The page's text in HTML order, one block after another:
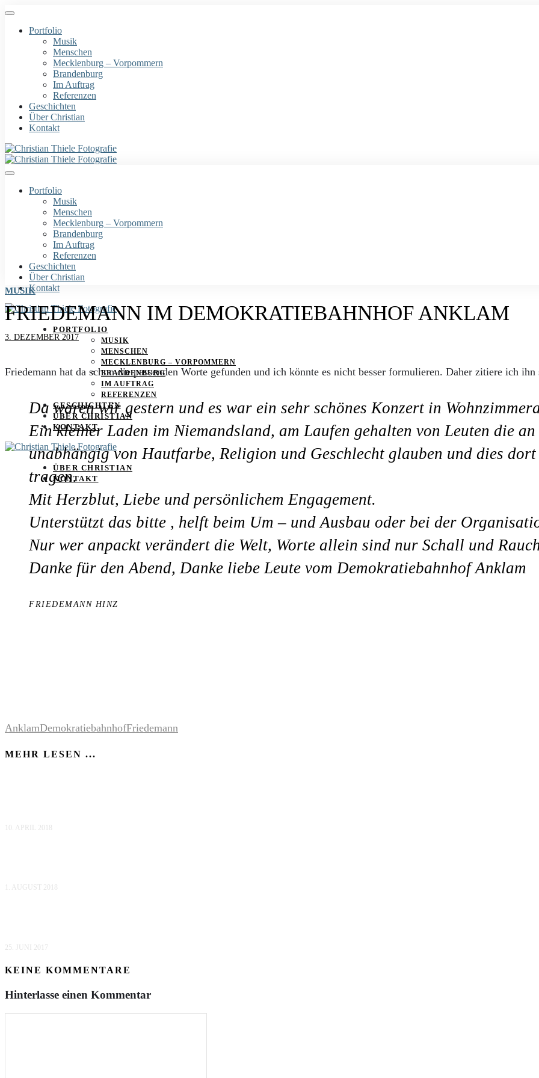
Portfolio
Musik
Menschen
Mecklenburg – Vorpommern
Brandenburg
Im Auftrag
Referenzen
Geschichten
Über Christian
Kontakt
Portfolio
Musik
Menschen
Mecklenburg – Vorpommern
Brandenburg
Im Auftrag
Referenzen
Geschichten
Über Christian
Kontakt
PORTFOLIO
MUSIK
MENSCHEN
MECKLENBURG – VORPOMMERN
BRANDENBURG
IM AUFTRAG
REFERENZEN
GESCHICHTEN
ÜBER CHRISTIAN
KONTAKT
ÜBER CHRISTIAN
KONTAKT
MUSIK
FRIEDEMANN IM DEMOKRATIEBAHNHOF ANKLAM
3. DEZEMBER 2017
Friedemann hat da schon die passenden Worte gefunden und ich könnte es nicht besser formulieren. Daher zitiere ich ihn
Da waren wir gestern und es war ein sehr schönes Konzert in
Ein kleiner Laden im Niemandsland, am Laufen gehalten von Leuten die
unabhängig von Hautfarbe, Religion und Geschlecht glauben und dies
tragen.
Mit Herzblut, Liebe und persönlichem Engagement.
Unterstützt das bitte , helft beim Um – und Ausbau oder bei der
Nur wer anpackt verändert die Welt, Worte allein sind nur Schall und
Danke für den Abend, Danke liebe Leute vom Demokratiebahnhof Anklam
FRIEDEMANN HINZ
AnklamDemokratiebahnhofFriedemann
MEHR LESEN ...
10. APRIL 2018
1. AUGUST 2018
25. JUNI 2017
KEINE KOMMENTARE
Hinterlasse einen Kommentar